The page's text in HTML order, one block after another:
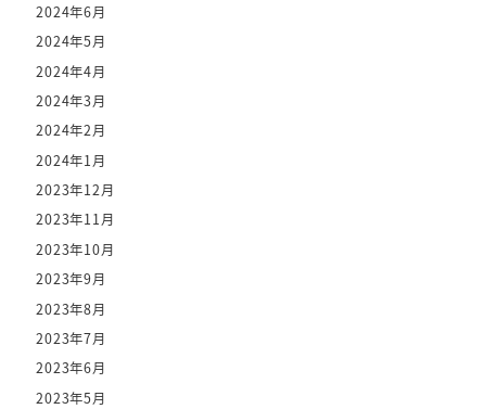
2024年6月
2024年5月
2024年4月
2024年3月
2024年2月
2024年1月
2023年12月
2023年11月
2023年10月
2023年9月
2023年8月
2023年7月
2023年6月
2023年5月